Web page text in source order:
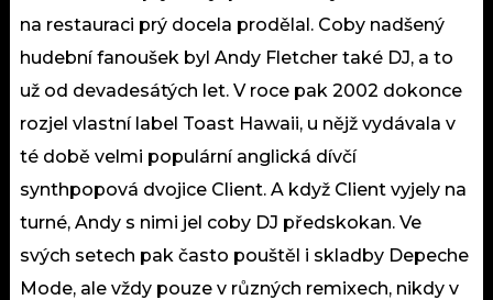
na restauraci prý docela prodělal. Coby nadšený
hudební fanoušek byl Andy Fletcher také DJ, a to
už od devadesátých let. V roce pak 2002 dokonce
rozjel vlastní label Toast Hawaii, u nějž vydávala v
té době velmi populární anglická dívčí
synthpopová dvojice Client. A když Client vyjely na
turné, Andy s nimi jel coby DJ předskokan. Ve
svých setech pak často pouštěl i skladby Depeche
Mode, ale vždy pouze v různých remixech, nikdy v